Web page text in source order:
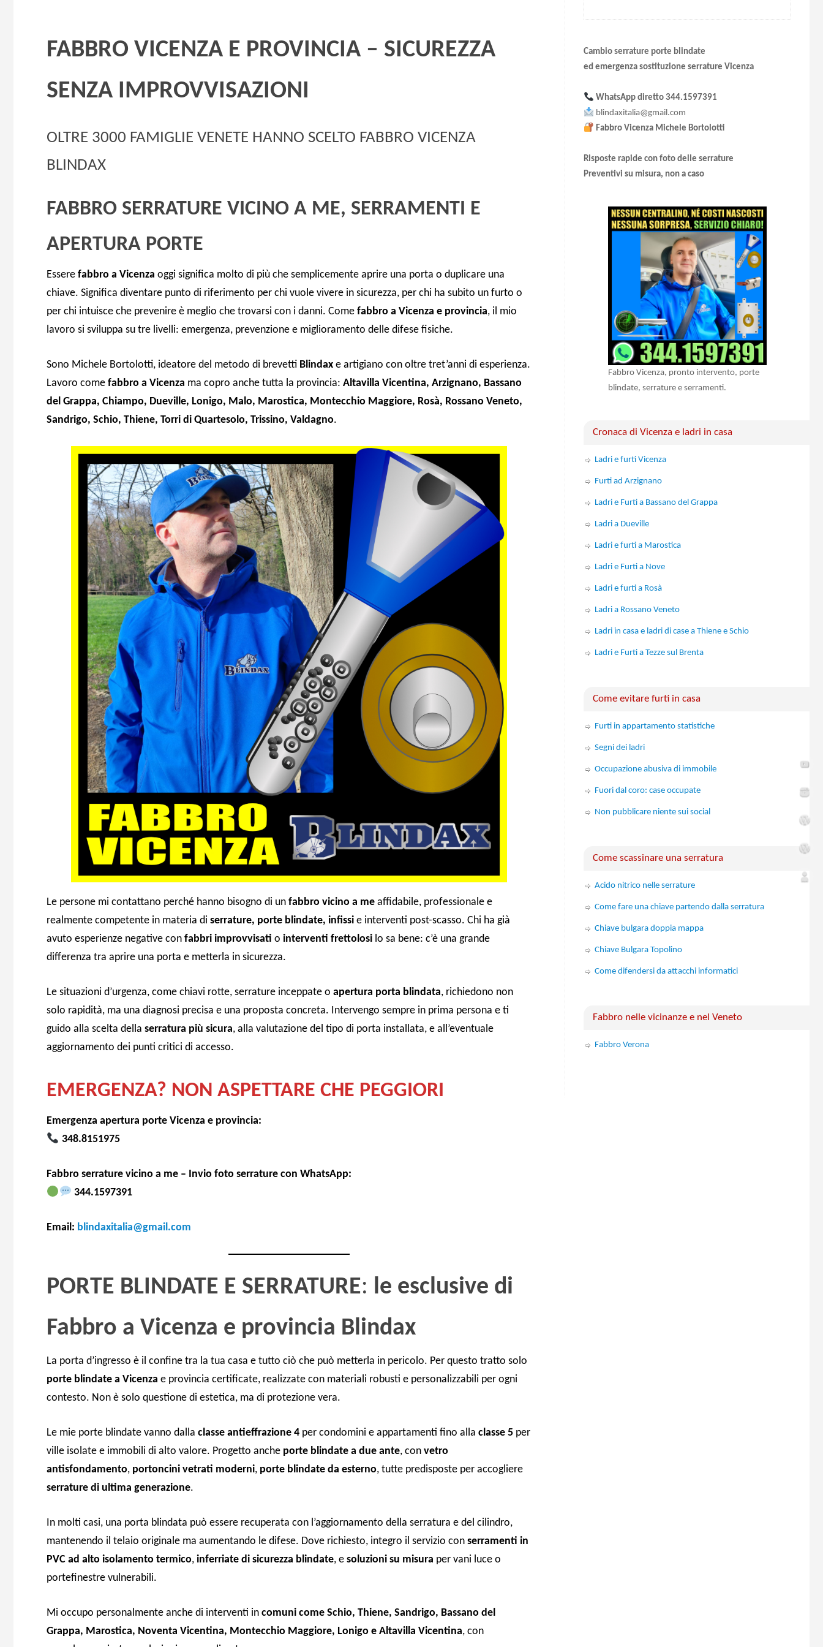
FABBRO VICENZA E PROVINCIA – SICUREZZA
SENZA IMPROVVISAZIONI
OLTRE 3000 FAMIGLIE VENETE HANNO SCELTO FABBRO VICENZA
BLINDAX
FABBRO SERRATURE VICINO A ME, SERRAMENTI E
APERTURA PORTE
Essere fabbro a Vicenza oggi significa molto di più che semplicemente aprire una porta o duplicare una
chiave. Significa diventare punto di riferimento per chi vuole vivere in sicurezza, per chi ha subito un furto o
per chi intuisce che prevenire è meglio che trovarsi con i danni. Come fabbro a Vicenza e provincia, il mio
lavoro si sviluppa su tre livelli: emergenza, prevenzione e miglioramento delle difese fisiche.
Sono Michele Bortolotti, ideatore del metodo di brevetti Blindax e artigiano con oltre tret’anni di esperienza.
Lavoro come fabbro a Vicenza ma copro anche tutta la provincia: Altavilla Vicentina, Arzignano, Bassano
del Grappa, Chiampo, Dueville, Lonigo, Malo, Marostica, Montecchio Maggiore, Rosà, Rossano Veneto,
Sandrigo, Schio, Thiene, Torri di Quartesolo, Trissino, Valdagno.
Le persone mi contattano perché hanno bisogno di un fabbro vicino a me affidabile, professionale e
realmente competente in materia di serrature, porte blindate, infissi e interventi post-scasso. Chi ha già
avuto esperienze negative con fabbri improvvisati o interventi frettolosi lo sa bene: c’è una grande
differenza tra aprire una porta e metterla in sicurezza.
Le situazioni d’urgenza, come chiavi rotte, serrature inceppate o apertura porta blindata, richiedono non
solo rapidità, ma una diagnosi precisa e una proposta concreta. Intervengo sempre in prima persona e ti
guido alla scelta della serratura più sicura, alla valutazione del tipo di porta installata, e all’eventuale
aggiornamento dei punti critici di accesso.
EMERGENZA? NON ASPETTARE CHE PEGGIORI
Emergenza apertura porte Vicenza e provincia:
348.8151975
Fabbro serrature vicino a me – Invio foto serrature con WhatsApp:
344.1597391
Email: blindaxitalia@gmail.com
PORTE BLINDATE E SERRATURE: le esclusive di
Fabbro a Vicenza e provincia Blindax
La porta d’ingresso è il confine tra la tua casa e tutto ciò che può metterla in pericolo. Per questo tratto solo
porte blindate a Vicenza e provincia certificate, realizzate con materiali robusti e personalizzabili per ogni
contesto. Non è solo questione di estetica, ma di protezione vera.
Le mie porte blindate vanno dalla classe antieffrazione 4 per condomini e appartamenti fino alla classe 5 per
ville isolate e immobili di alto valore. Progetto anche porte blindate a due ante, con vetro
antisfondamento, portoncini vetrati moderni, porte blindate da esterno, tutte predisposte per accogliere
serrature di ultima generazione.
In molti casi, una porta blindata può essere recuperata con l’aggiornamento della serratura e del cilindro,
mantenendo il telaio originale ma aumentando le difese. Dove richiesto, integro il servizio con serramenti in
PVC ad alto isolamento termico, inferriate di sicurezza blindate, e soluzioni su misura per vani luce o
portefinestre vulnerabili.
Mi occupo personalmente anche di interventi in comuni come Schio, Thiene, Sandrigo, Bassano del
Grappa, Marostica, Noventa Vicentina, Montecchio Maggiore, Lonigo e Altavilla Vicentina, con
Cambio serrature porte blindate
ed emergenza sostituzione serrature Vicenza
WhatsApp diretto 344.1597391
blindaxitalia@gmail.com
Fabbro Vicenza Michele Bortolotti
Risposte rapide con foto delle serrature
Preventivi su misura, non a caso
Fabbro Vicenza, pronto intervento, porte
blindate, serrature e serramenti.
Cronaca di Vicenza e ladri in casa
Ladri e furti Vicenza
Furti ad Arzignano
Ladri e Furti a Bassano del Grappa
Ladri a Dueville
Ladri e furti a Marostica
Ladri e Furti a Nove
Ladri e furti a Rosà
Ladri a Rossano Veneto
Ladri in casa e ladri di case a Thiene e Schio
Ladri e Furti a Tezze sul Brenta
Come evitare furti in casa
Furti in appartamento statistiche
Segni dei ladri
Occupazione abusiva di immobile
Fuori dal coro: case occupate
Non pubblicare niente sui social
Come scassinare una serratura
Acido nitrico nelle serrature
Come fare una chiave partendo dalla serratura
Chiave bulgara doppia mappa
Chiave Bulgara Topolino
Come difendersi da attacchi informatici
Fabbro nelle vicinanze e nel Veneto
Fabbro Verona